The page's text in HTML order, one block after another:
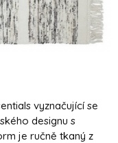
vyznačující se
designu s
je ručně tkaný z